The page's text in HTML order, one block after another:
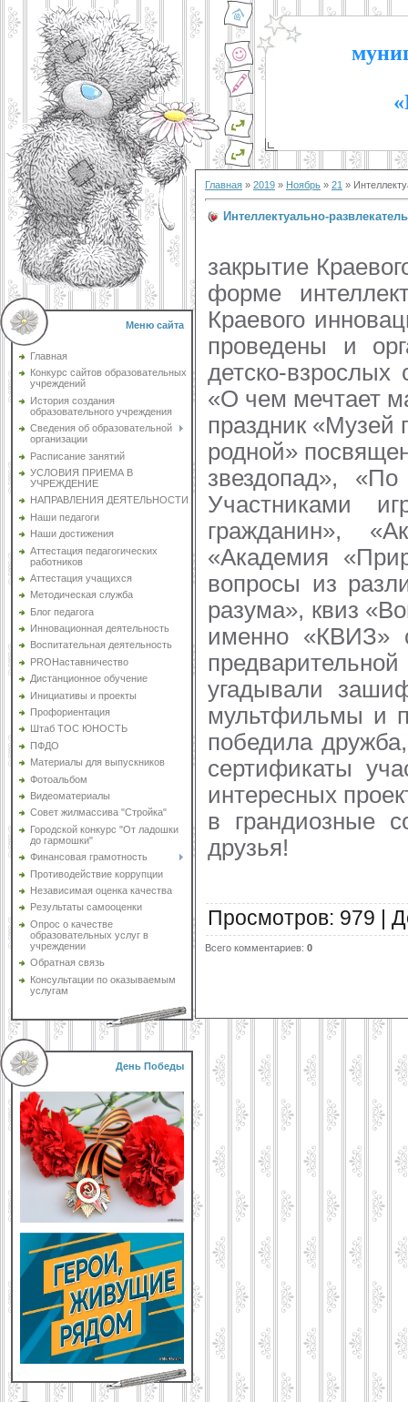
Меню сайта
Главная
Конкурс сайтов образовательных
учреждений
История создания
образовательного учреждения
Сведения об образовательной
организации
Расписание занятий
УСЛОВИЯ ПРИЕМА В
УЧРЕЖДЕНИЕ
НАПРАВЛЕНИЯ ДЕЯТЕЛЬНОСТИ
Наши педагоги
Наши достижения
Аттестация педагогических
работников
Аттестация учащихся
Методическая служба
Блог педагога
Инновационная деятельность
Воспитательная деятельность
PROНаставничество
Дистанционное обучение
Инициативы и проекты
Профориентация
Штаб ТОС ЮНОСТЬ
ПФДО
Материалы для выпускников
Фотоальбом
Видеоматериалы
Совет жилмассива "Стройка"
Городской конкурс "От ладошки
до гармошки"
Финансовая грамотность
Противодействие коррупции
Независимая оценка качества
Результаты самооценки
Опрос о качестве
образовательных услуг в
учреждении
Обратная связь
Консультации по оказываемым
услугам
День Победы
Главная » 2019 » Ноябрь » 21 »
Интеллектуально-
закрытие
форме
Краевого
проведены и
детско-
«О чем мечтает
праздник
родной»
звездопад»,
Участниками
гражданин»,
«Академия
вопросы из
разума», квиз
именно «КВИЗ»
угадывали
мультфильмы и
победила
сертификаты
интересных
в грандиозные
друзья!
Просмотров: 979
Всего комментариев: 0